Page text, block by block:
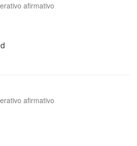
afirmativo
afirmativo